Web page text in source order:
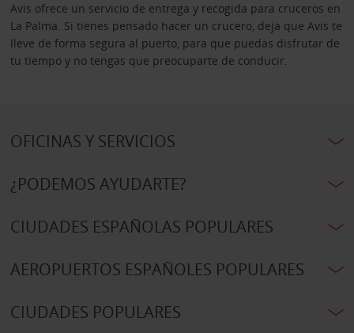
Avis ofrece un servicio de entrega y recogida para cruceros en
La Palma. Si tienes pensado hacer un crucero, deja que Avis te
lleve de forma segura al puerto, para que puedas disfrutar de
tu tiempo y no tengas que preocuparte de conducir.
OFICINAS Y SERVICIOS
¿PODEMOS AYUDARTE?
CIUDADES ESPAÑOLAS POPULARES
AEROPUERTOS ESPAÑOLES POPULARES
CIUDADES POPULARES